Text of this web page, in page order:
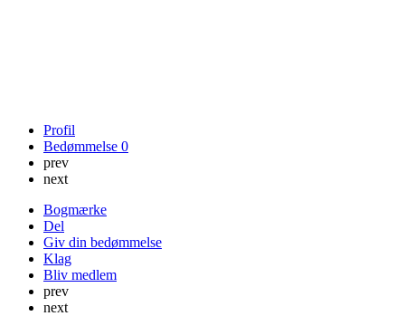
Profil
Bedømmelse 0
prev
next
Bogmærke
Del
Giv din bedømmelse
Klag
Bliv medlem
prev
next